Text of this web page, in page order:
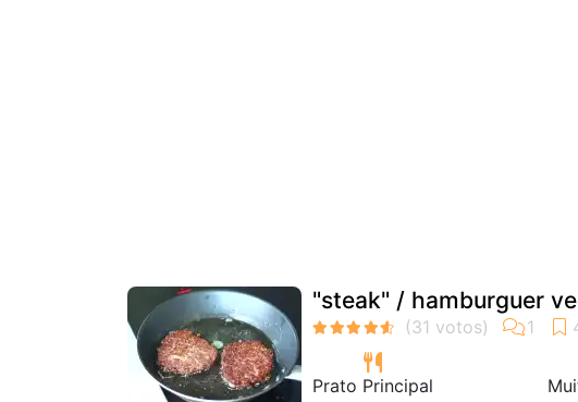
"steak" / hamburguer
Prato Principal